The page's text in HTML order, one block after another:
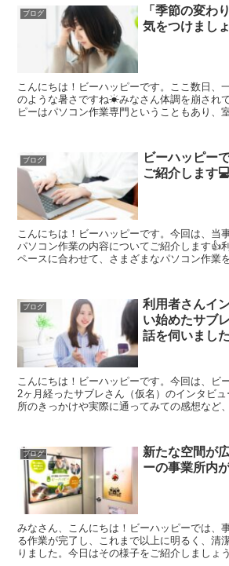
ブログ
「季節の変わ
気をつけまし
こんにちは！ビーハッピーです。ここ数日、
のような暑さですね☀みなさん体調を崩され
ピーはパソコン作業専門ということもあり、
ブログ
ビーハッピー
ご紹介します
こんにちは！ビーハッピーです。今回は、当
パソコン作業の内容についてご紹介します👍
ペースに合わせて、さまざまなパソコン作業
ブログ
利用者さんイ
い始めたサブ
話を伺いまし
こんにちは！ビーハッピーです。今回は、ビ
2ヶ月経ったサブレさん（仮名）のインタビ
所のきっかけや実際に通ってみての感想など
ブログ
新たな空間が
ーの事業所内
みなさん、こんにちは！ビーハッピーでは、
る作業が完了し、これまで以上に明るく、清
りました。今日はその様子をご紹介しましょ